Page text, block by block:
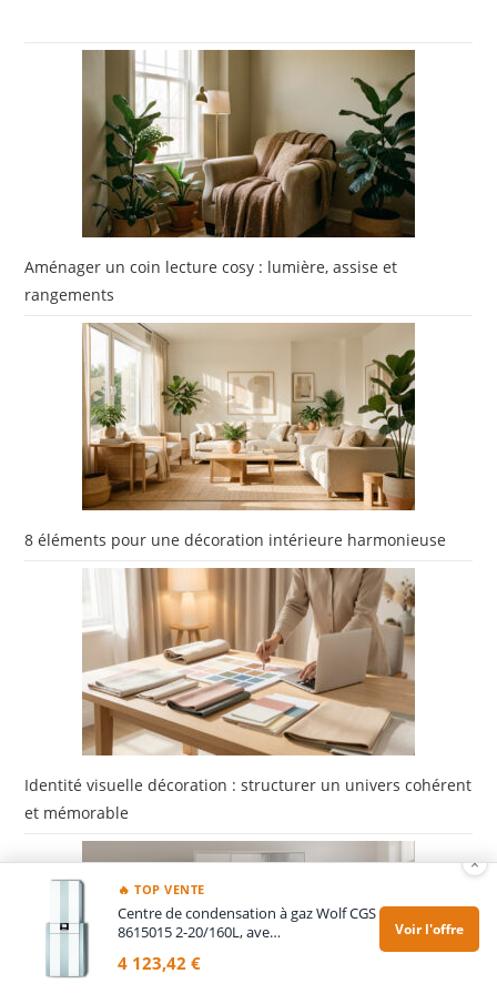
Aménager un coin lecture cosy : lumière, assise et
rangements
8 éléments pour une décoration intérieure harmonieuse
Identité visuelle décoration : structurer un univers cohérent
et mémorable
×
🔥 TOP VENTE
Centre de condensation à gaz Wolf CGS
8615015 2-20/160L, ave…
4 123,42 €
Voir l'offre